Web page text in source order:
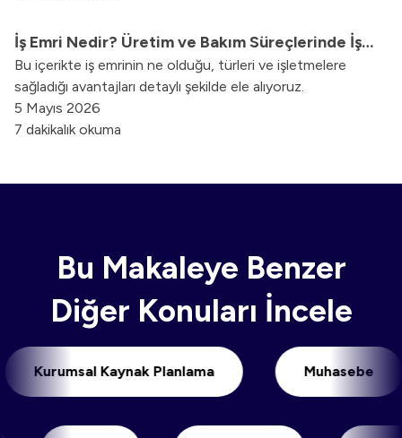
İş Emri Nedir? Üretim ve Bakım Süreçlerinde İş
Emri Yönetimi
Bu içerikte iş emrinin ne olduğu, türleri ve işletmelere
sağladığı avantajları detaylı şekilde ele alıyoruz.
5 Mayıs 2026
7 dakikalık okuma
Bu Makaleye Benzer
Diğer Konuları İncele
Kurumsal Kaynak Planlama